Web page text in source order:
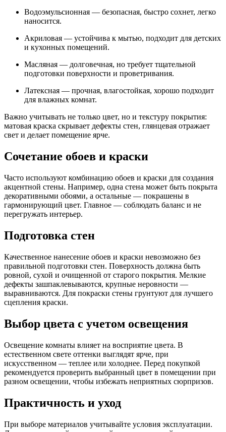
Водоэмульсионная — безопасная, быстро сохнет, легко
наносится.
Акриловая — устойчива к мытью, подходит для детских
и кухонных помещений.
Масляная — долговечная, но требует тщательной
подготовки поверхности и проветривания.
Латексная — прочная, влагостойкая, хорошо подходит
для влажных комнат.
Важно учитывать не только цвет, но и текстуру покрытия:
матовая краска скрывает дефекты стен, глянцевая отражает
свет и делает помещение ярче.
Сочетание обоев и краски
Часто используют комбинацию обоев и краски для создания
акцентной стены. Например, одна стена может быть покрыта
декоративными обоями, а остальные — покрашены в
гармонирующий цвет. Главное — соблюдать баланс и не
перегружать интерьер.
Подготовка стен
Качественное нанесение обоев и краски невозможно без
правильной подготовки стен. Поверхность должна быть
ровной, сухой и очищенной от старого покрытия. Мелкие
дефекты зашпаклевываются, крупные неровности —
выравниваются. Для покраски стены грунтуют для лучшего
сцепления краски.
Выбор цвета с учетом освещения
Освещение комнаты влияет на восприятие цвета. В
естественном свете оттенки выглядят ярче, при
искусственном — теплее или холоднее. Перед покупкой
рекомендуется проверить выбранный цвет в помещении при
разном освещении, чтобы избежать неприятных сюрпризов.
Практичность и уход
При выборе материалов учитывайте условия эксплуатации.